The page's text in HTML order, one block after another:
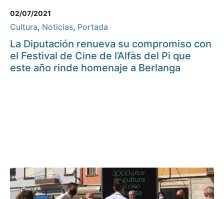
02/07/2021
Cultura, Noticias, Portada
La Diputación renueva su compromiso con
el Festival de Cine de l’Alfàs del Pi que
este año rinde homenaje a Berlanga